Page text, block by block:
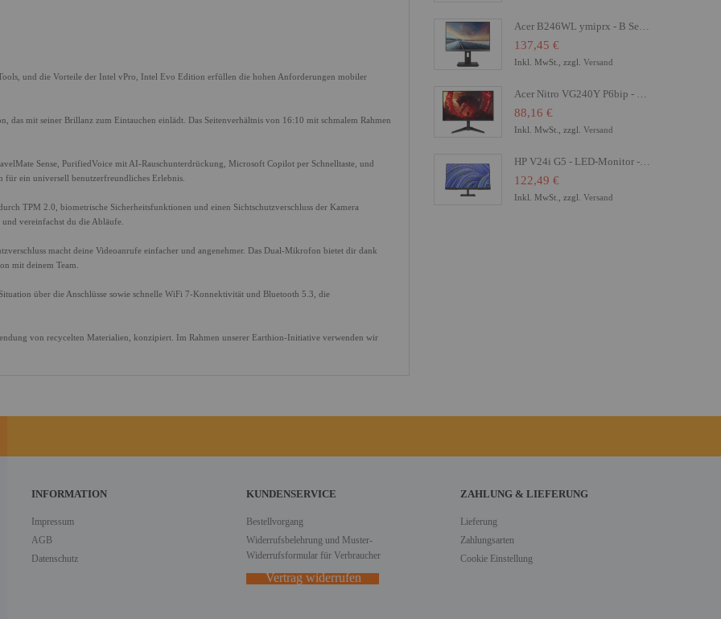
und die Vorteile der Intel vPro, Intel Evo Edition erfüllen die hohen Anforderungen mobiler
das mit seiner Brillanz zum Eintauchen einlädt. Das Seitenverhältnis von 16:10 mit schmalem Rahmen
Sense, PurifiedVoice mit AI-Rauschunterdrückung, Microsoft Copilot per Schnelltaste, und
für ein universell benutzerfreundliches Erlebnis.
TPM 2.0, biometrische Sicherheitsfunktionen und einen Sichtschutzverschluss der Kamera
vereinfachst du die Abläufe.
macht deine Videoanrufe einfacher und angenehmer. Das Dual-Mikrofon bietet dir dank
mit deinem Team.
über die Anschlüsse sowie schnelle WiFi 7-Konnektivität und Bluetooth 5.3, die
von recycelten Materialien, konzipiert. Im Rahmen unserer Earthion-Initiative verwenden wir
137,45 €
Inkl. MwSt., zzgl. Versand
88,16 €
Inkl. MwSt., zzgl. Versand
HP V24i G5 - LED-Monitor - 61 cm (24") (23.8" sichtbar) - 1920 x 1080 Full HD (1080p)
122,49 €
Inkl. MwSt., zzgl. Versand
INFORMATION
Impressum
AGB
Datenschutz
KUNDENSERVICE
Bestellvorgang
Widerrufsbelehrung und Muster-
Widerrufsformular für Verbraucher
Vertrag widerrufen
ZAHLUNG & LIEFERUNG
Lieferung
Zahlungsarten
Cookie Einstellung